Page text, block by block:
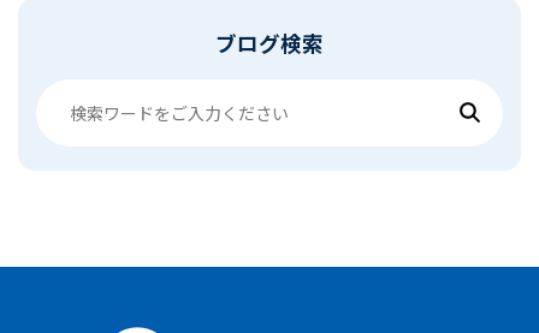
ブログ検索